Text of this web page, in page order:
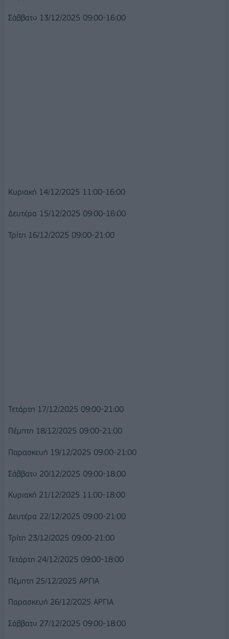
Σάββατο 13/12/2025 09:00-16:00
Κυριακή 14/12/2025 11:00-16:00
Δευτέρα 15/12/2025 09:00-16:00
Τρίτη 16/12/2025 09:00-21:00
Τετάρτη 17/12/2025 09:00-21:00
Πέμπτη 18/12/2025 09:00-21:00
Παρασκευή 19/12/2025 09:00-21:00
Σάββατο 20/12/2025 09:00-18:00
Κυριακή 21/12/2025 11:00-18:00
Δευτέρα 22/12/2025 09:00-21:00
Τρίτη 23/12/2025 09:00-21:00
Τετάρτη 24/12/2025 09:00-18:00
Πέμπτη 25/12/2025 ΑΡΓΙΑ
Παρασκευή 26/12/2025 ΑΡΓΙΑ
Σάββατο 27/12/2025 09:00-18:00